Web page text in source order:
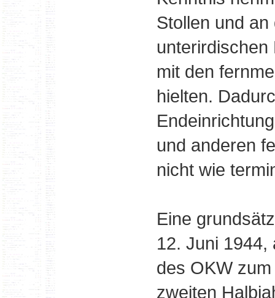
Stollen und
unterirdischen
mit den
hielten.
und anderen
nicht wie
Eine
12. Juni 1944,
des OKW
zweiten